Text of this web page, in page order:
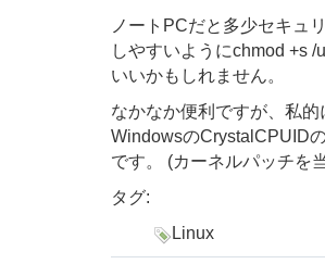
ノートPCだと多少セキュ
しやすいようにchmod +s
いいかもしれません。
なかなか便利ですが、私
WindowsのCrystalCPUID
です。 (カーネルパッチを
タグ:
Linux